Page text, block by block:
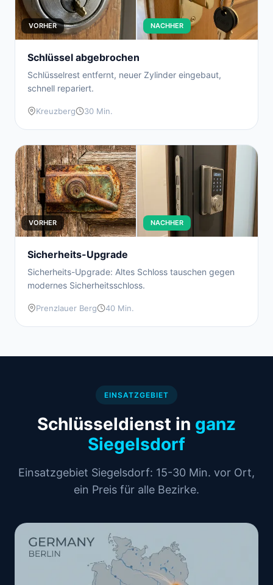
VORHER NACHHER
Schlüssel abgebrochen
Schlüsselrest entfernt, neuer Zylinder eingebaut,
schnell repariert.
Kreuzberg 30 Min.
VORHER NACHHER
Sicherheits-Upgrade
Sicherheits-Upgrade: Altes Schloss tauschen gegen
modernes Sicherheitsschloss.
Prenzlauer Berg 40 Min.
EINSATZGEBIET
Schlüsseldienst in ganz
Siegelsdorf
Einsatzgebiet Siegelsdorf: 15-30 Min. vor Ort,
ein Preis für alle Bezirke.